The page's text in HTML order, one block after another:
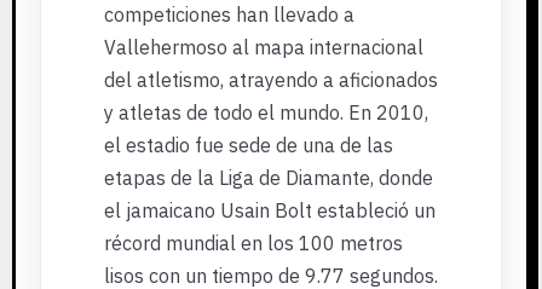
competiciones han llevado a
Vallehermoso al mapa internacional
del atletismo, atrayendo a aficionados
y atletas de todo el mundo. En 2010,
el estadio fue sede de una de las
etapas de la Liga de Diamante, donde
el jamaicano Usain Bolt estableció un
récord mundial en los 100 metros
lisos con un tiempo de 9.77 segundos.